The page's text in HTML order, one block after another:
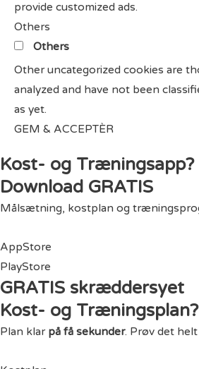
provide customized ads.
Others
Others
Other uncategorized cookies are
analyzed and have not been
as yet.
GEM & ACCEPTÈR
Kost- og Træningsapp?
Download GRATIS
Målsætning, kostplan og
AppStore
PlayStore
GRATIS skræddersyet
Kost- og Træningsplan?
Plan klar på få sekunder. Prøv det helt